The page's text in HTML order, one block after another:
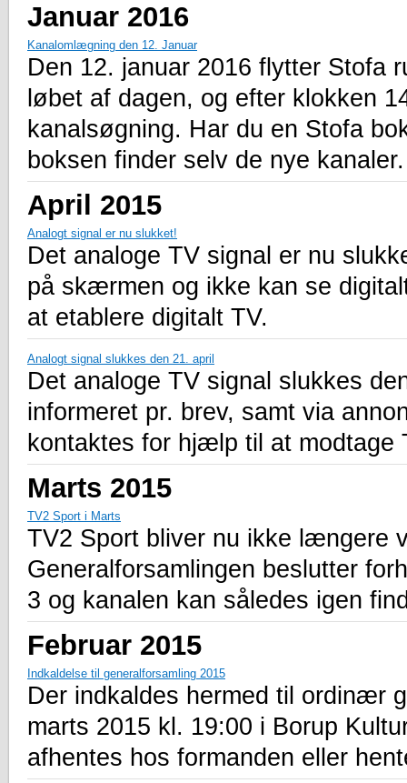
Januar 2016
Kanalomlægning den 12. Januar
Den 12. januar 2016 flytter Stofa
løbet af dagen, og efter klokken
kanalsøgning. Har du en Stofa
boksen finder selv de nye kanaler.
April 2015
Analogt signal er nu slukket!
Det analoge TV signal er nu
på skærmen og ikke kan se
at etablere digitalt TV.
Analogt signal slukkes den 21. april
Det analoge TV signal slukkes
informeret pr. brev, samt via
kontaktes for hjælp til at modtage
Marts 2015
TV2 Sport i Marts
TV2 Sport bliver nu ikke længere
Generalforsamlingen beslutter
3 og kanalen kan således igen
Februar 2015
Indkaldelse til generalforsamling 2015
Der indkaldes hermed til ordinær
marts 2015 kl. 19:00 i Borup
afhentes hos formanden eller